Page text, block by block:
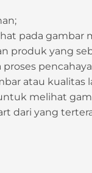
pada gambar
produk yang
atau kualitas
melihat
dari yang